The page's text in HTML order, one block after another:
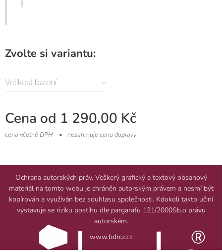
Zvolte si variantu:
Velikost balení
Cena od 1 290,00 Kč
cena včetně DPH nezahrnuje cenu dopravy
Ochrana autorských práv. Veškerý grafický a textový obsahový
materiál na tomto webu je chráněn autorským právem a nesmí být
kopírován a využíván bez souhlasu společnosti. Kdokoli takto učiní
vystavuje se riziku postihu dle pargarafu 121/2000Sb.o právu
autorském.
www.bdrcz.cz